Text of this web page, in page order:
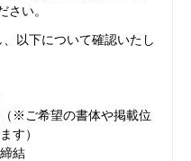
さい。
以下について確認いたし
（※ご希望の書体や掲載位
す）
結